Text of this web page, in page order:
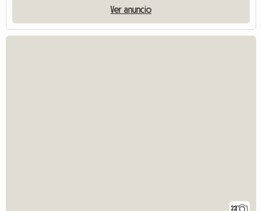
Ver anuncio
22